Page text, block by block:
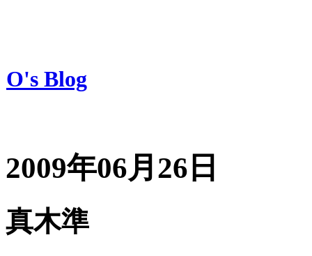
O's Blog
2009年06月26日
真木準